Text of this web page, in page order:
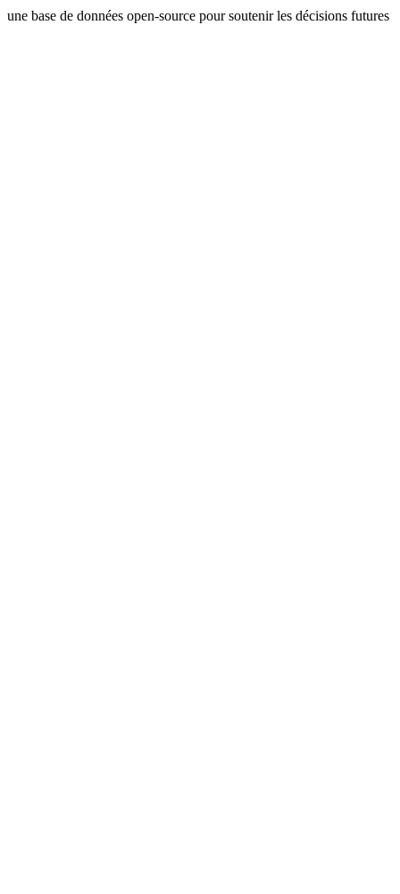
une base de données open-source pour soutenir les décisions futures